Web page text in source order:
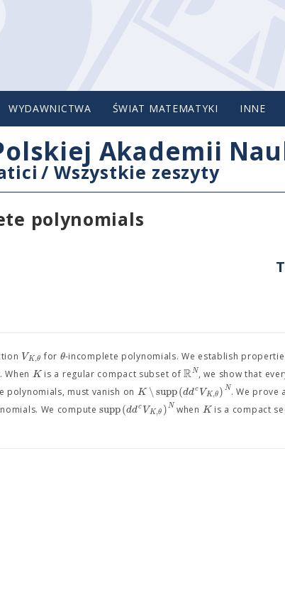
WYDAWNICTWA ŚWIAT MATEMATYKI INNE
Akademii
/Wszystkie zeszyty
polynomials
VK,θ for θ-incomplete polynomials. We establish
Kis a regular compact subset ofRN, we show that
polynomials, must vanish on K ∖supp(ddcVK,θ) N. We prove
We computesupp(ddcVK,θ )N when Kis a compact